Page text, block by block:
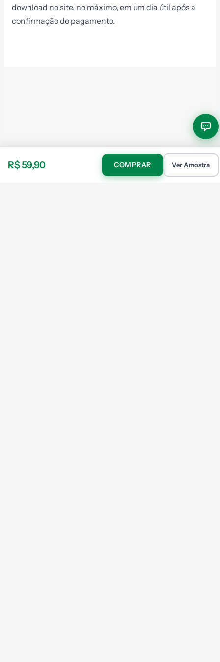
download no site, no máximo, em um dia útil após a
confirmação do pagamento.
R$ 59,90 COMPRAR Ver Amostra